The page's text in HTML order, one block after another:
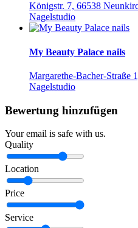
Königstr. 7, 66538
Nagelstudio
My Beauty Palace nails
Margarethe-Bacher-Straße
Nagelstudio
Bewertung hinzufügen
Your email is safe with us.
Quality
Location
Price
Service